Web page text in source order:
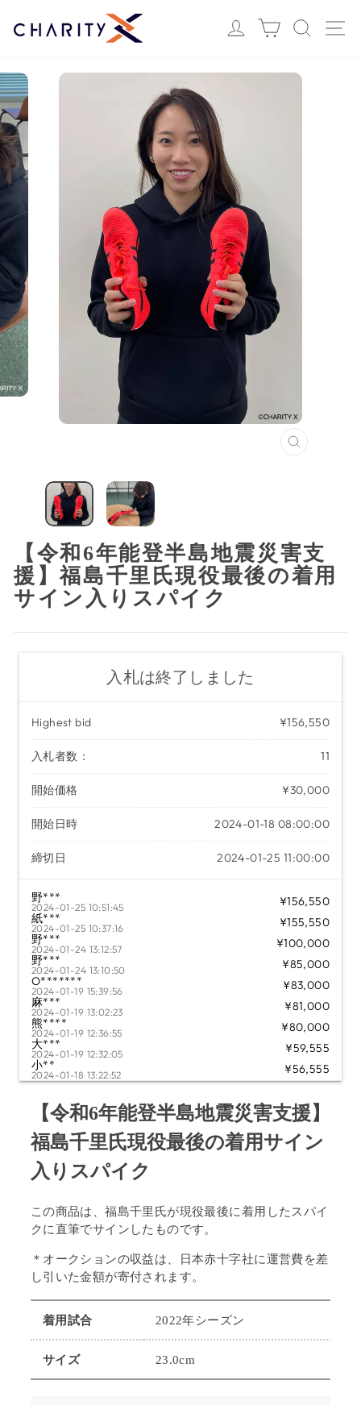
キ
す
る
Login カート 検索
閉
【令和6年能登半島地震災害支
援】福島千里氏現役最後の着用
サイン入りスパイク
入札は終了しました
Highest bid ¥156,550
入札者数： 11
開始価格 ¥30,000
開始日時 2024-01-18 08:00:00
締切日 2024-01-25 11:00:00
野***
2024-01-25 10:51:45
¥156,550
紙***
2024-01-25 10:37:16
¥155,550
野***
2024-01-24 13:12:57
¥100,000
野***
2024-01-24 13:10:50
¥85,000
O*******
2024-01-19 15:39:56
¥83,000
麻***
2024-01-19 13:02:23
¥81,000
熊****
2024-01-19 12:36:55
¥80,000
大***
2024-01-19 12:32:05
¥59,555
小**
2024-01-18 13:22:52
¥56,555
石****
【令和6年能登半島地震災害支援】
福島千里氏現役最後の着用サイン
入りスパイク
この商品は、福島千里氏が現役最後に着用したスパイ
クに直筆でサインしたものです。
＊オークションの収益は、日本赤十字社に運営費を差
し引いた金額が寄付されます。
着用試合
2022年シーズン
サイズ
23.0cm